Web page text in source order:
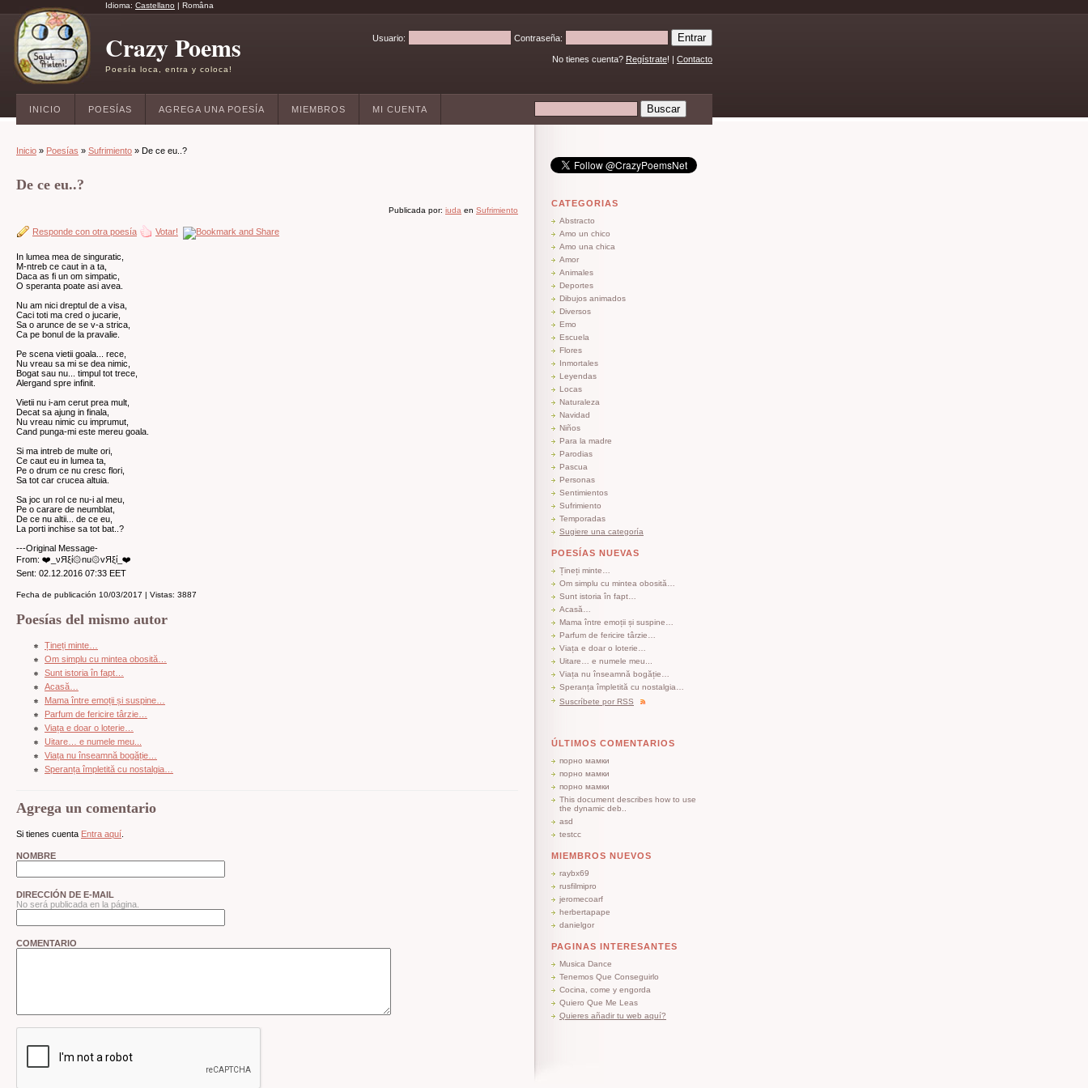
Idioma: Castellano | Româna
Crazy Poems
Poesía loca, entra y coloca!
Usuario: Contraseña:
No tienes cuenta? Regístrate! | Contacto
INICIO POESÍAS AGREGA UNA POESÍA MIEMBROS MI CUENTA
Inicio » Poesías » Sufrimiento » De ce eu..?
De ce eu..?
Publicada por: iuda en Sufrimiento
Responde con otra poesía Votar!
In lumea mea de singuratic,
M-ntreb ce caut in a ta,
Daca as fi un om simpatic,
O speranta poate asi avea.
Nu am nici dreptul de a visa,
Caci toti ma cred o jucarie,
Sa o arunce de se v-a strica,
Ca pe bonul de la pravalie.
Pe scena vietii goala... rece,
Nu vreau sa mi se dea nimic,
Bogat sau nu... timpul tot trece,
Alergand spre infinit.
Vietii nu i-am cerut prea mult,
Decat sa ajung in finala,
Nu vreau nimic cu imprumut,
Cand punga-mi este mereu goala.
Si ma intreb de multe ori,
Ce caut eu in lumea ta,
Pe o drum ce nu cresc flori,
Sa tot car crucea altuia.
Sa joc un rol ce nu-i al meu,
Pe o carare de neumblat,
De ce nu altii... de ce eu,
La porti inchise sa tot bat..?
---Original Message-
From: ❤️_νЯξί۞nu۞vЯξί_❤️
Sent: 02.12.2016 07:33 EET
Fecha de publicación 10/03/2017 | Vistas: 3887
Poesías del mismo autor
Țineți minte…
Om simplu cu mintea obosită…
Sunt istoria în fapt…
Acasă…
Mama între emoții și suspine…
Parfum de fericire târzie…
Viața e doar o loterie…
Uitare… e numele meu...
Viața nu înseamnă bogăție…
Speranța împletită cu nostalgia…
Agrega un comentario
Si tienes cuenta Entra aquí
NOMBRE
DIRECCIÓN DE E-MAIL
No será publicada en la página.
COMENTARIO
CATEGORIAS
Abstracto
Amo un chico
Amo una chica
Amor
Animales
Deportes
Dibujos animados
Diversos
Emo
Escuela
Flores
Inmortales
Leyendas
Locas
Naturaleza
Navidad
Niños
Para la madre
Parodias
Pascua
Personas
Sentimientos
Sufrimiento
Temporadas
Sugiere una categoría
POESÍAS NUEVAS
Țineți minte…
Om simplu cu mintea obosită…
Sunt istoria în fapt…
Acasă…
Mama între emoții și suspine…
Parfum de fericire târzie…
Viața e doar o loterie…
Uitare… e numele meu...
Viața nu înseamnă bogăție…
Speranța împletită cu nostalgia…
Suscríbete por RSS
ÚLTIMOS COMENTARIOS
порно мамки
порно мамки
порно мамки
This document describes how to use
the dynamic deb..
asd
testcc
MIEMBROS NUEVOS
raybx69
rusfilmipro
jeromecoarf
herbertapape
danielgor
PAGINAS INTERESANTES
Musica Dance
Tenemos Que Conseguirlo
Cocina, come y engorda
Quiero Que Me Leas
Quieres añadir tu web aquí?